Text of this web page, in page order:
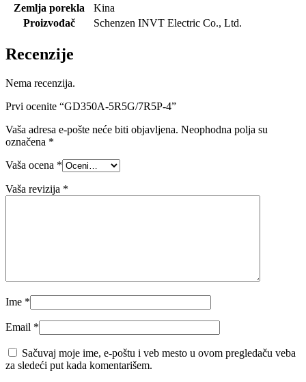
Zemlja porekla
Kina
Proizvođač
Schenzen INVT Electric Co., Ltd.
Recenzije
Nema recenzija.
Prvi ocenite “GD350A-5R5G/7R5P-4”
Vaša adresa e-pošte neće biti objavljena. Neophodna polja su
označena *
Vaša ocena *
Vaša revizija *
Ime *
Email *
Sačuvaj moje ime, e-poštu i veb mesto u ovom pregledaču veba
za sledeći put kada komentarišem.